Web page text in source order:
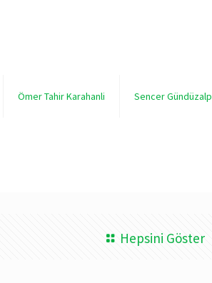
Ömer Tahir Karahanli Sencer Gündüzalp
Hepsini Göster